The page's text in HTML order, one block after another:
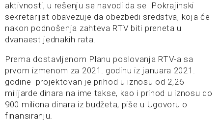
aktivnosti, u rešenju se navodi da se Pokrajinski
sekretarijat obavezuje da obezbedi sredstva, koja će
nakon podnošenja zahteva RTV biti preneta u
dvanaest jednakih rata.
Prema dostavljenom Planu poslovanja RTV-a sa
prvom izmenom za 2021. godinu iz januara 2021.
godine projektovan je prihod u iznosu od 2,26
milijarde dinara na ime takse, kao i prihod u iznosu do
900 miliona dinara iz budžeta, piše u Ugovoru o
finansiranju.